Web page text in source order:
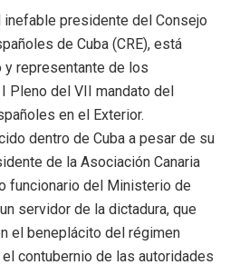
inefable presidente del Consejo
de Cuba (CRE), está
representante de los
Pleno del VII mandato del
en el Exterior.
dentro de Cuba a pesar de su
de la Asociación Canaria
funcionario del Ministerio de
servidor de la dictadura, que
el beneplácito del régimen
contubernio de las autoridades